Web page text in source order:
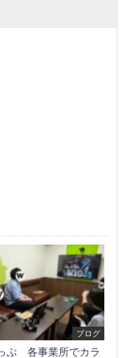
ブログ
ぷ 各事業所でカラ